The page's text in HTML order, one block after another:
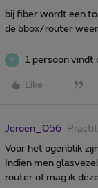
bij fiber wordt een
de bbox/router
W 1 persoon vindt
Like
Jeroen_056
Voor het ogenblik
Indien men
router of mag ik